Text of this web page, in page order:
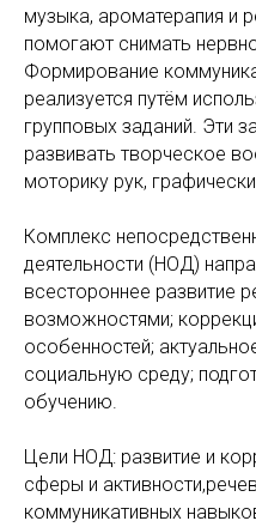
музыка, ароматерапия и
помогают снимать
Формирование
реализуется путём
групповых заданий. Эти
развивать творческое
моторику рук,
Комплекс
деятельности (НОД)
всестороннее развитие
возможностями;
особенностей;
социальную среду;
обучению.
Цели НОД: развитие и
сферы и
коммуникативных